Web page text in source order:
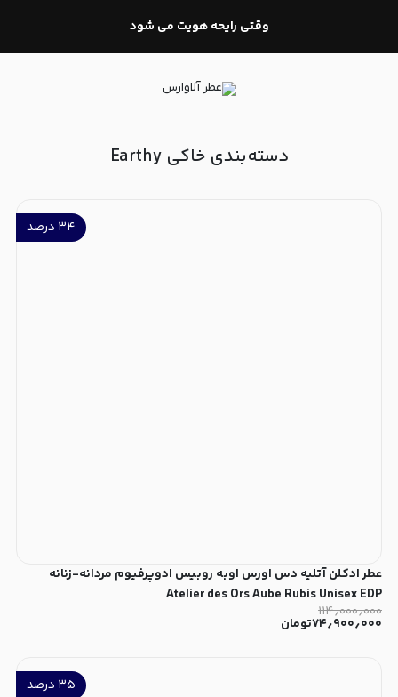
وقتی رایحه هویت می شود
دسته‌بندی خاکی Earthy
۳۴ درصد
عطر ادکلن آتلیه دس اورس اوبه روبیس ادوپرفیوم مردانه-زنانه
Atelier des Ors Aube Rubis Unisex EDP
۱۱۴٫۰۰۰٫۰۰۰
۷۴٫۹۰۰٫۰۰۰تومان
۳۵ درصد